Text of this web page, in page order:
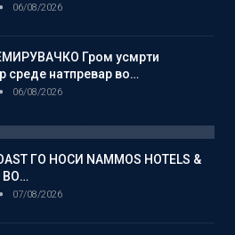
06/08/2026
Гром усмрти
среде натпревар во…
06/08/2026
ГО НОСИ NAMMOS HOTELS &
ВО…
07/08/2026